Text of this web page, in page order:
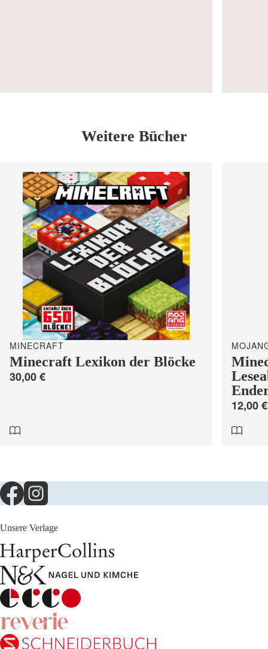
Weitere Bücher
MINECRAFT
Minecraft Lexikon der Blöcke
30,00 €
12,00 €
Unsere Verlage